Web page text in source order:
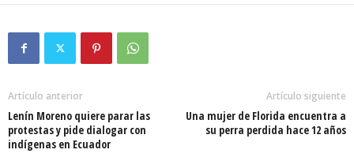
Artículo anterior
Lenín Moreno quiere parar las
protestas y pide dialogar con
indígenas en Ecuador
Artículo siguiente
Una mujer de Florida encuentra a
su perra perdida hace 12 años